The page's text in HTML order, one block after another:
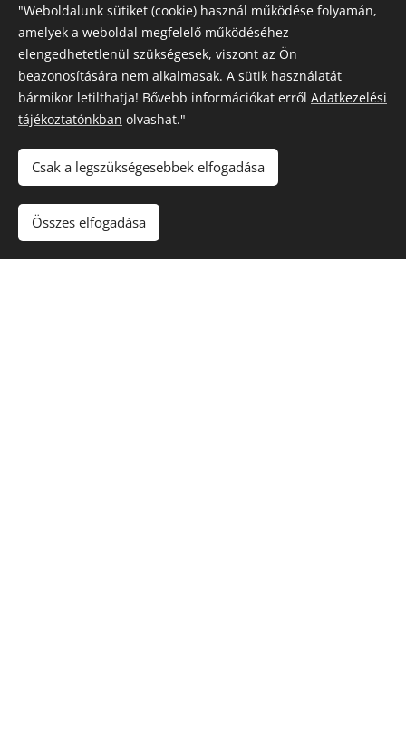
Intézményünk múltja és jelene
A Nyíregyházi Evangélikus
Egyházközségben már az 1930-as évek
elején megkezdődött az idősgondozás. Az
Eötvös utcában örökségként kapott polgári
házban árvák és magukra maradt tanyai
idős asszonyok gondozását végezték.
"Weboldalunk sütiket (cookie) használ működése folyamán,
amelyek a weboldal megfelelő működéséhez
elengedhetetlenül szükségesek, viszont az Ön
beazonosítására nem alkalmasak. A sütik használatát
bármikor letilthatja! Bővebb információkat erről Adatkezelési
tájékoztatónkban olvashat."
Csak a legszükségesebbek elfogadása
Összes elfogadása